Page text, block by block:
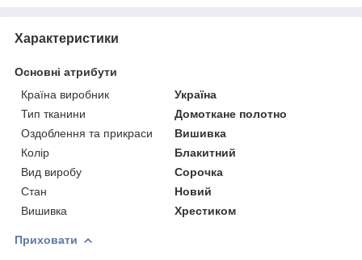
Характеристики
Основні атрибути
Країна виробник
Україна
Тип тканини
Домоткане полотно
Оздоблення та прикраси
Вишивка
Колір
Блакитний
Вид виробу
Сорочка
Стан
Новий
Вишивка
Хрестиком
Приховати